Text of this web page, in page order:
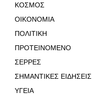
ΚΟΣΜΟΣ
ΟΙΚΟΝΟΜΙΑ
ΠΟΛΙΤΙΚΗ
ΠΡΟΤΕΙΝΟΜΕΝΟ
ΣΕΡΡΕΣ
ΣΗΜΑΝΤΙΚΕΣ ΕΙΔΗΣΕΙΣ
ΥΓΕΙΑ